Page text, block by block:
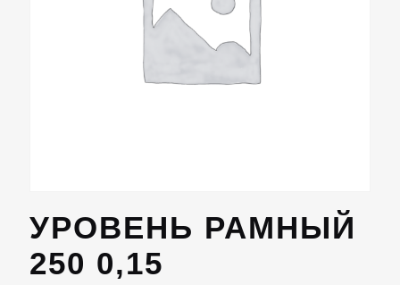
УРОВЕНЬ РАМНЫЙ
250 0,15